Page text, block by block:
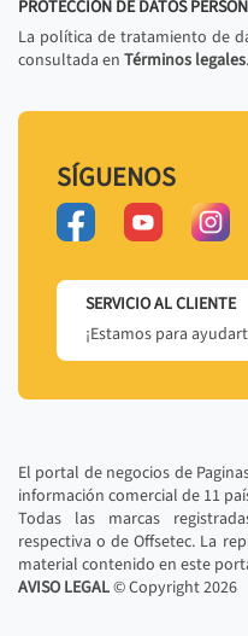
PROTECCIÓN DE DATOS
La política de tratamiento de
consultada en Términos legales.
SÍGUENOS
SERVICIO AL CLIENTE
¡Estamos para
El portal de negocios de
información comercial de 11
Todas las marcas
respectiva o de Offsetec. La
material contenido en este
AVISO LEGAL© Copyright2026